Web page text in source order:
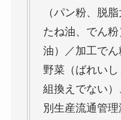
（パン粉、脱
たね油、でん
油）／加工でん
野菜（ばれい
組換えでない
別生産流通管